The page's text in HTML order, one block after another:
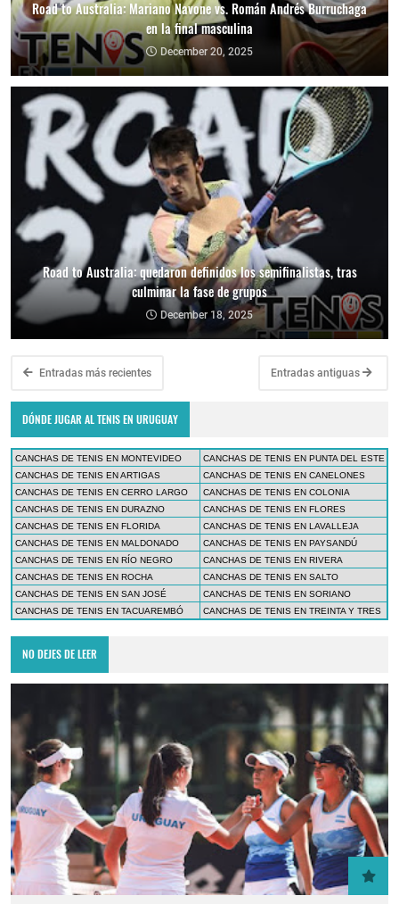
Road to Australia: Mariano Navone vs. Román Andrés Burruchaga
en la final masculina
December 20, 2025
Road to Australia: quedaron definidos los semifinalistas, tras
culminar la fase de grupos
December 18, 2025
Entradas más recientes Entradas antiguas
DÓNDE JUGAR AL TENIS EN URUGUAY
CANCHAS DE TENIS EN MONTEVIDEO
CANCHAS DE TENIS EN PUNTA DEL ESTE
CANCHAS DE TENIS EN ARTIGAS
CANCHAS DE TENIS EN CANELONES
CANCHAS DE TENIS EN CERRO LARGO
CANCHAS DE TENIS EN COLONIA
CANCHAS DE TENIS EN DURAZNO
CANCHAS DE TENIS EN FLORES
CANCHAS DE TENIS EN FLORIDA
CANCHAS DE TENIS EN LAVALLEJA
CANCHAS DE TENIS EN MALDONADO
CANCHAS DE TENIS EN PAYSANDÚ
CANCHAS DE TENIS EN RÍO NEGRO
CANCHAS DE TENIS EN RIVERA
CANCHAS DE TENIS EN ROCHA
CANCHAS DE TENIS EN SALTO
CANCHAS DE TENIS EN SAN JOSÉ
CANCHAS DE TENIS EN SORIANO
CANCHAS DE TENIS EN TACUAREMBÓ
CANCHAS DE TENIS EN TREINTA Y TRES
NO DEJES DE LEER